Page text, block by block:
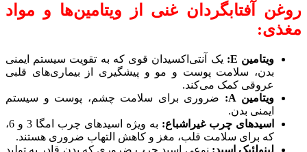
روغن آفتابگردان غنی از ویتامین‌ها و مواد
مغذی:
ویتامین E:
یک آنتی‌اکسیدان قوی که به تقویت سیستم ایمنی
بدن، سلامت پوست و مو و پیشگیری از بیماری‌های قلبی
عروقی کمک می‌کند.
ویتامین A:
ضروری برای سلامت چشم، پوست و سیستم
ایمنی بدن.
اسیدهای چرب غیراشباع:
به ویژه اسیدهای چرب امگا 3 و 6،
که برای سلامت قلب، مغز و کاهش التهاب ضروری هستند.
لینولئیک اسید: نوعی اسید چرب ضروری که بدن قادر به تولید